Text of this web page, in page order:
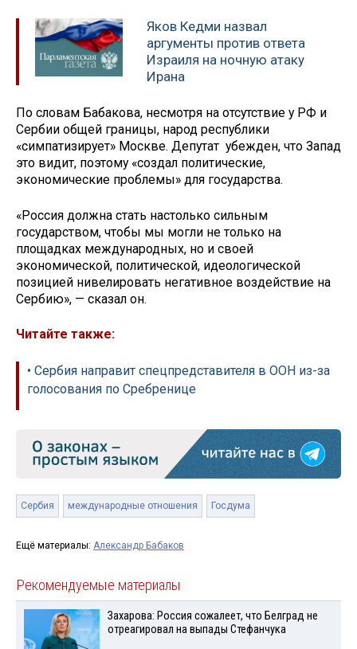
Яков Кедми назвал
аргументы против ответа
Израиля на ночную атаку
Ирана
По словам Бабакова, несмотря на отсутствие у РФ и
Сербии общей границы, народ республики
«симпатизирует» Москве. Депутат убежден, что Запад
это видит, поэтому «создал политические,
экономические проблемы» для государства.
«Россия должна стать настолько сильным
государством, чтобы мы могли не только на
площадках международных, но и своей
экономической, политической, идеологической
позицией нивелировать негативное воздействие на
Сербию», — сказал он.
Читайте также:
• Сербия направит спецпредставителя в ООН из-за
голосования по Сребренице
Сербия международные отношения Госдума
Ещё материалы: Александр Бабаков
Рекомендуемые материалы
Захарова: Россия сожалеет, что Белград не
отреагировал на выпады Стефанчука